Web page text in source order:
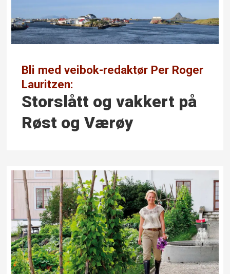
Bli med veibok-redaktør Per Roger
Lauritzen:
Storslått og vakkert på
Røst og Værøy